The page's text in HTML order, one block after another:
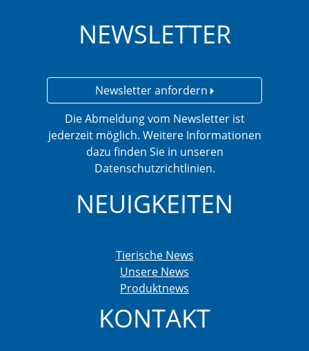
NEWSLETTER
Newsletter anfordern
Die Abmeldung vom Newsletter ist
jederzeit möglich. Weitere Informationen
dazu finden Sie in unseren
Datenschutzrichtlinien.
NEUIGKEITEN
Tierische News
Unsere News
Produktnews
KONTAKT